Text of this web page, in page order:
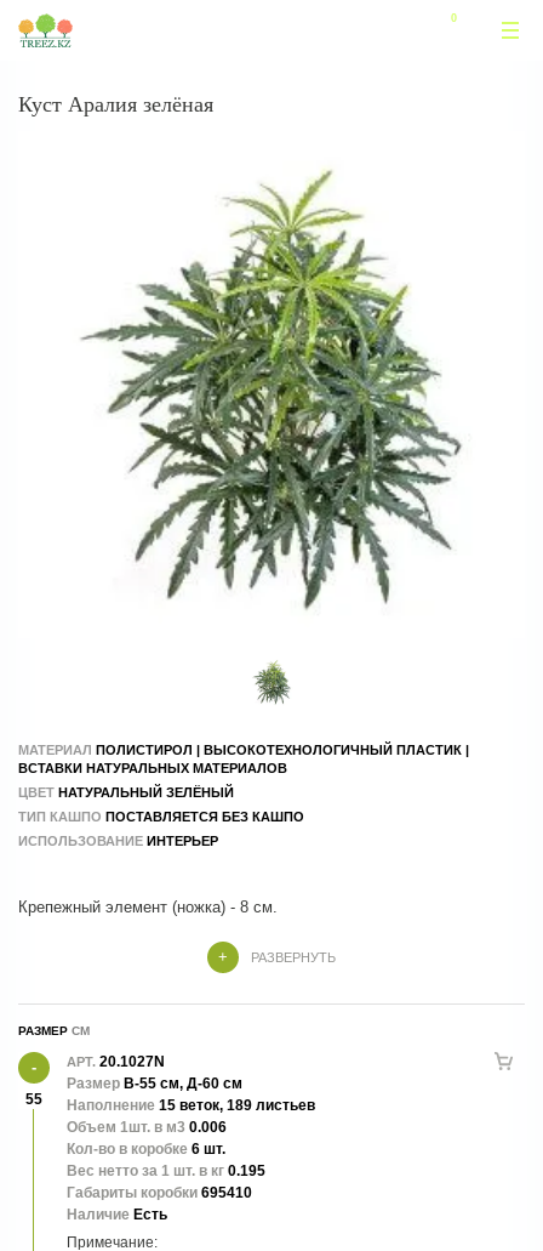
Куст Аралия зелёная
МАТЕРИАЛ ПОЛИСТИРОЛ | ВЫСОКОТЕХНОЛОГИЧНЫЙ ПЛАСТИК |
ВСТАВКИ НАТУРАЛЬНЫХ МАТЕРИАЛОВ
ЦВЕТ НАТУРАЛЬНЫЙ ЗЕЛЁНЫЙ
ТИП КАШПО ПОСТАВЛЯЕТСЯ БЕЗ КАШПО
ИСПОЛЬЗОВАНИЕ ИНТЕРЬЕР
Крепежный элемент (ножка) - 8 см.
РАЗВЕРНУТЬ
РАЗМЕР
55
АРТ. 20.1027N
Размер В-55 см, Д-60 см
Наполнение 15 веток, 189 листьев
Объем 1шт. в м3 0.006
Кол-во в коробке 6 шт.
Вес нетто за 1 шт. в кг 0.195
Габариты коробки 695410
Наличие Есть